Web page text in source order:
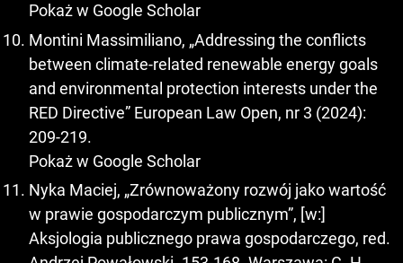
Pokaż w Google Scholar
Montini Massimiliano, „Addressing the conflicts
between climate-related renewable energy goals
and environmental protection interests under the
RED Directive” European Law Open, nr 3 (2024):
209-219.
Pokaż w Google Scholar
Nyka Maciej, „Zrównoważony rozwój jako wartość
w prawie gospodarczym publicznym”, [w:]
Aksjologia publicznego prawa gospodarczego, red.